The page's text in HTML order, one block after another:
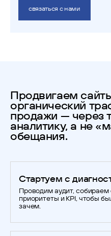
связаться с нами
Продвигаем
органический
продажи — через
аналитику, а не
обещания.
Стартуем с
Проводим аудит,
приоритеты и KPI, чтобы
зачем.